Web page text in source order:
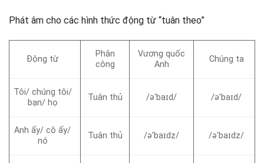
Phát âm cho các hình thức động từ “tuân theo”
Động từ
Phân
công
Vương quốc
Anh
Chúng ta
Tôi/ chúng tôi/
bạn/ họ
Tuân thủ /əˈbaɪd/ /əˈbaɪd/
Anh ấy/ cô ấy/
nó
Tuân thủ /əˈbaɪdz/ /əˈbaɪdz/